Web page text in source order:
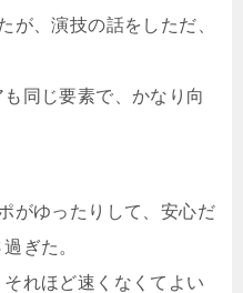
が、演技の話をしただ、
同じ要素で、かなり向
がゆったりして、安心だ
ぎた。
れほど速くなくてよい